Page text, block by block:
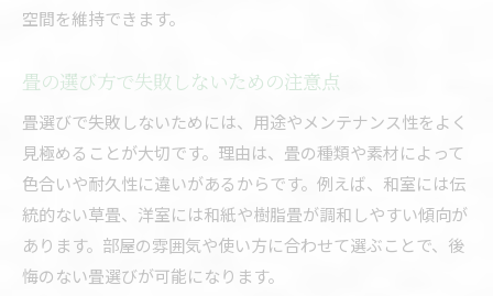
空間を維持できます。
畳の選び方で失敗しないための注意点
畳選びで失敗しないためには、用途やメンテナンス性をよく
見極めることが大切です。理由は、畳の種類や素材によって
色合いや耐久性に違いがあるからです。例えば、和室には伝
統的ない草畳、洋室には和紙や樹脂畳が調和しやすい傾向が
あります。部屋の雰囲気や使い方に合わせて選ぶことで、後
悔のない畳選びが可能になります。